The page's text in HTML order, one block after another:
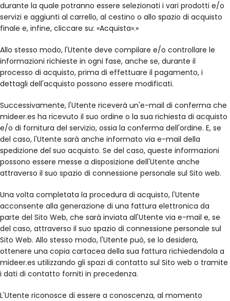
durante la quale potranno essere selezionati i vari prodotti e/o
servizi e aggiunti al carrello, al cestino o allo spazio di acquisto
finale e, infine, cliccare su: «Acquista».»
Allo stesso modo, l'Utente deve compilare e/o controllare le
informazioni richieste in ogni fase, anche se, durante il
processo di acquisto, prima di effettuare il pagamento, i
dettagli dell'acquisto possono essere modificati.
Successivamente, l'Utente riceverà un'e-mail di conferma che
mideer.es ha ricevuto il suo ordine o la sua richiesta di acquisto
e/o di fornitura del servizio, ossia la conferma dell'ordine. E, se
del caso, l'Utente sarà anche informato via e-mail della
spedizione del suo acquisto. Se del caso, queste informazioni
possono essere messe a disposizione dell'Utente anche
attraverso il suo spazio di connessione personale sul Sito web.
Una volta completata la procedura di acquisto, l'Utente
acconsente alla generazione di una fattura elettronica da
parte del Sito Web, che sarà inviata all'Utente via e-mail e, se
del caso, attraverso il suo spazio di connessione personale sul
Sito Web. Allo stesso modo, l'Utente può, se lo desidera,
ottenere una copia cartacea della sua fattura richiedendola a
mideer.es utilizzando gli spazi di contatto sul Sito web o tramite
i dati di contatto forniti in precedenza.
L'Utente riconosce di essere a conoscenza, al momento